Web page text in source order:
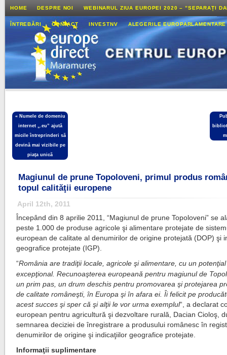
HOME DESPRE NOI WEBINARUL ZIUA EUROPEI 2020 – ”SEPARAȚI
ÎNTREBĂRI CONTACT INVESTNV ALEGERILE
« Numele de domeniu
internet „.eu” ajută
micile întreprinderi să
devină mai vizibile pe
piaţa unică
Magiunul de prune Topoloveni, primul produs
topul calităţii europene
April 12th, 2011
Începând din 8 aprilie 2011, “Magiunul de prune Topoloveni” se
peste 1.000 de produse agricole şi alimentare protejate de
european de calitate al denumirilor de origine protejată (DOP) şi
geografice protejate (IGP).
“România are tradiţii locale, agricole şi alimentare, cu un potenţial
excepţional. Recunoaşterea europeană pentru magiunul de
un prim pas, un drum deschis pentru promovarea şi protejarea
de calitate româneşti, în Europa şi în afara ei. Îi felicit pe
acest succes şi sper că şi alţii le vor urma exemplul“, a declarat
european pentru agricultură şi dezvoltare rurală, Dacian Cioloş,
semnarea deciziei de înregistrare a produsului românesc în
denumirilor de origine şi indicaţiilor geografice protejate.
Informaţii suplimentare